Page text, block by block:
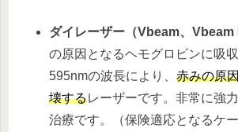
ダイレーザー（Vbeam、
の原因となるヘモグロビンに吸
595nmの波長により、赤みの原
壊するレーザーです。非常に強
治療です。（保険適応となるケ